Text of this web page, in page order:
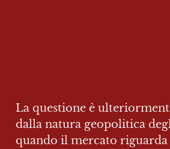
La questione è
dalla natura geopolitica
quando il mercato